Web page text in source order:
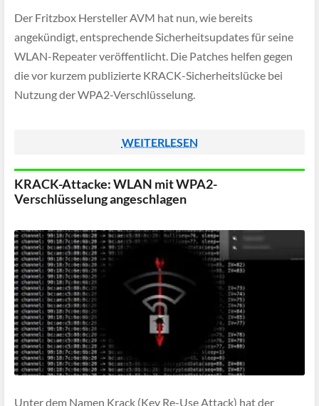
Der Fritzbox Hersteller AVM hat nun, wie bereits
angekündigt, entsprechende Sicherheitsupdates für seine
WLAN-Repeater veröffentlicht. Die Patches helfen gegen
die vor kurzem publizierte KRACK-Sicherheitslücke bei
Nutzung der WPA2-Verschlüsselung.
WEITERLESEN
KRACK-Attacke: WLAN mit WPA2-
Verschlüsselung angeschlagen
Unter dem Namen Krack (Key Re-Use Attack) hat der